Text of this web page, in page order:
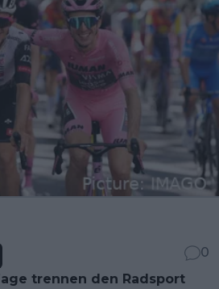
0
trennen den Radsport